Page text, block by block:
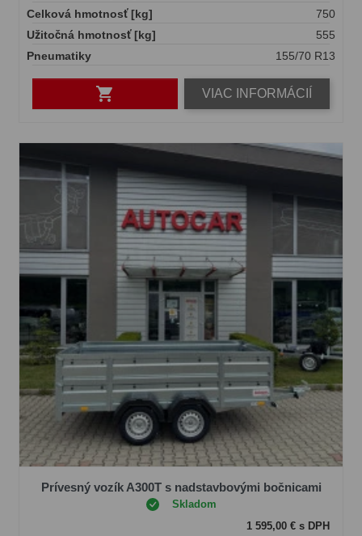
Celková hmotnosť [kg]
750
Užitočná hmotnosť [kg]
555
Pneumatiky
155/70 R13
 VIAC INFORMÁCIÍ
Prívesný vozík A300T s nadstavbovými bočnicami
Skladom
1 595,00 € s DPH